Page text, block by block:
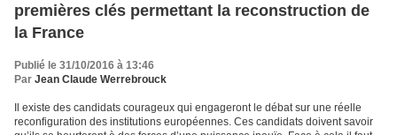
premières clés permettant la reconstruction de
la France
Publié le 31/10/2016 à 13:46
Par Jean Claude Werrebrouck
Il existe des candidats courageux qui engageront le débat sur une réelle
reconfiguration des institutions européennes. Ces candidats doivent savoir